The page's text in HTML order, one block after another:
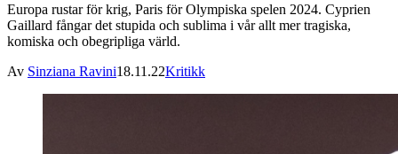
Europa rustar för krig, Paris för Olympiska spelen 2024. Cyprien
Gaillard fångar det stupida och sublima i vår allt mer tragiska,
komiska och obegripliga värld.
Av Sinziana Ravini18.11.22Kritikk